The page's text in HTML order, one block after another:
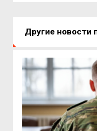
Другие новости